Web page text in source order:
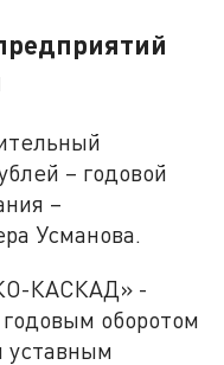
– годовой
–
Усманова.
КАСКАД» -
оборотом
уставным